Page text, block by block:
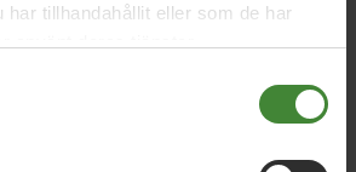
har tillhandahållit eller som de har